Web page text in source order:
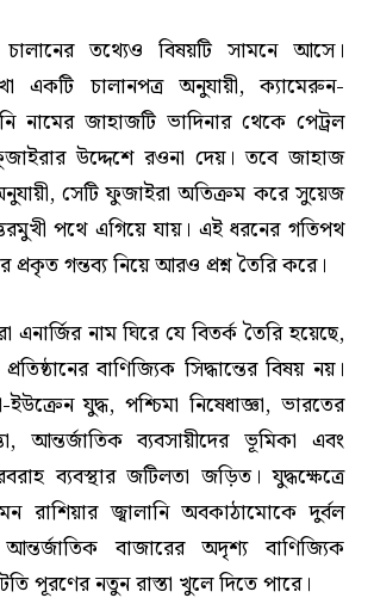
তথ্যেও বিষয়টি সামনে আসে।
একটি চালানপত্র অনুযায়ী, ক্যামেরুন-
নামের জাহাজটি ভাদিনার থেকে পেট্রল
উদ্দেশে রওনা দেয়। তবে জাহাজ
সেটি ফুজাইরা অতিক্রম করে সুয়েজ
পথে এগিয়ে যায়। এই ধরনের গতিপথ
প্রকৃত গন্তব্য নিয়ে আরও প্রশ্ন তৈরি করে।
এনার্জির নাম ঘিরে যে বিতর্ক তৈরি হয়েছে,
বাণিজ্যিক সিদ্ধান্তের বিষয় নয়।
যুদ্ধ, পশ্চিমা নিষেধাজ্ঞা, ভারতের
আন্তর্জাতিক ব্যবসায়ীদের ভূমিকা এবং
ব্যবস্থার জটিলতা জড়িত। যুদ্ধক্ষেত্রে
রাশিয়ার জ্বালানি অবকাঠামোকে দুর্বল
বাজারের অদৃশ্য বাণিজ্যিক
পূরণের নতুন রাস্তা খুলে দিতে পারে।